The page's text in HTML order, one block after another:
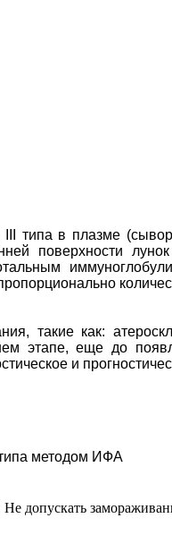
типа в плазме
поверхности
такие как:
этапе, еще до
и
типа методом ИФА
Не допускать